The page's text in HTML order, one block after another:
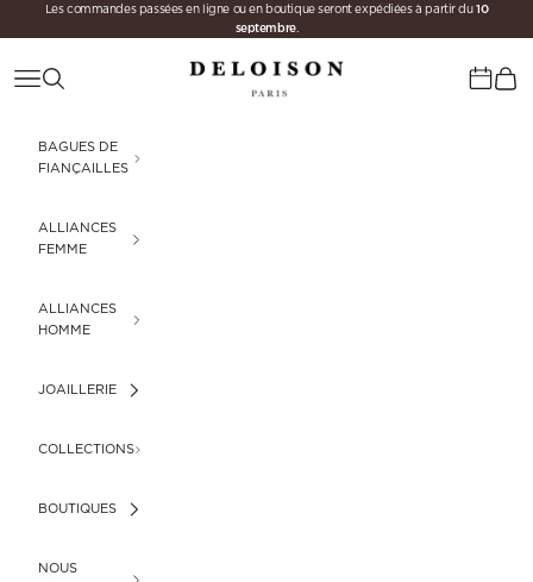
Passer au contenu
Les commandes passées en ligne ou en boutique seront expédiées à partir du10
septembre.
Deloison Paris
MenuRecherche
BAGUES DE
FIANÇAILLES
ALLIANCES
FEMME
ALLIANCES
HOMME
JOAILLERIE
COLLECTIONS
BOUTIQUES
NOUS